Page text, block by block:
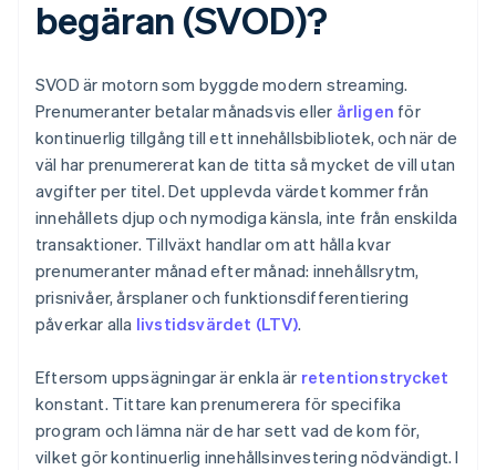
begäran (SVOD)?
SVOD är motorn som byggde modern streaming.
Prenumeranter betalar månadsvis eller årligen för
kontinuerlig tillgång till ett innehållsbibliotek, och när de
väl har prenumererat kan de titta så mycket de vill utan
avgifter per titel. Det upplevda värdet kommer från
innehållets djup och nymodiga känsla, inte från enskilda
transaktioner. Tillväxt handlar om att hålla kvar
prenumeranter månad efter månad: innehållsrytm,
prisnivåer, årsplaner och funktionsdifferentiering
påverkar alla livstidsvärdet (LTV).
Eftersom uppsägningar är enkla är retentionstrycket
konstant. Tittare kan prenumerera för specifika
program och lämna när de har sett vad de kom för,
vilket gör kontinuerlig innehållsinvestering nödvändigt. I